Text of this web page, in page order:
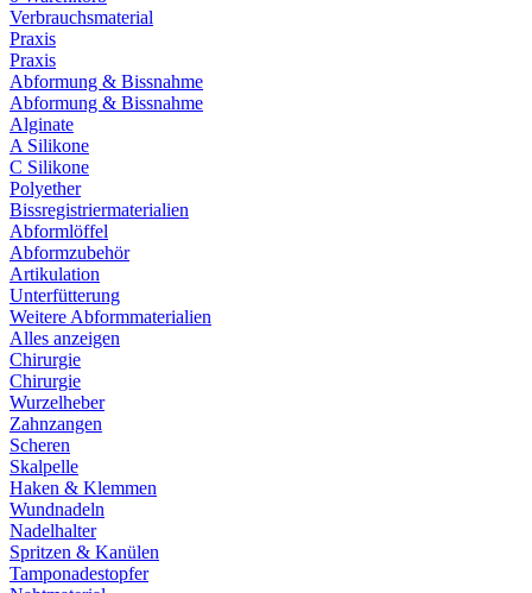
Verbrauchsmaterial
Praxis
Praxis
Abformung & Bissnahme
Abformung & Bissnahme
Alginate
A Silikone
C Silikone
Polyether
Bissregistriermaterialien
Abformlöffel
Abformzubehör
Artikulation
Unterfütterung
Weitere Abformmaterialien
Alles anzeigen
Chirurgie
Chirurgie
Wurzelheber
Zahnzangen
Scheren
Skalpelle
Haken & Klemmen
Wundnadeln
Nadelhalter
Spritzen & Kanülen
Tamponadestopfer